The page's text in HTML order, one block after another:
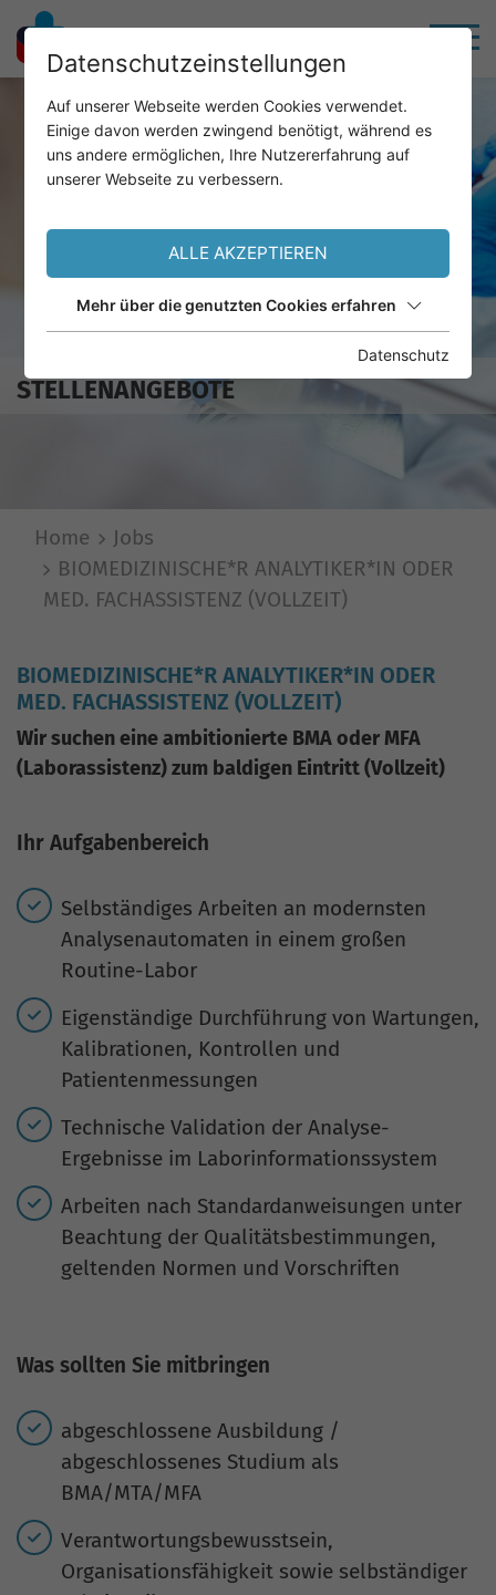
STELLENANGEBOTE
Home
Jobs
BIOMEDIZINISCHE*R ANALYTIKER*IN ODER
MED. FACHASSISTENZ (VOLLZEIT)
BIOMEDIZINISCHE*R ANALYTIKER*IN ODER
MED. FACHASSISTENZ (VOLLZEIT)
Wir suchen eine ambitionierte BMA oder MFA
(Laborassistenz) zum baldigen Eintritt (Vollzeit)
Ihr Aufgabenbereich
Selbständiges Arbeiten an modernsten
Analysenautomaten in einem großen
Routine-Labor
Eigenständige Durchführung von Wartungen,
Kalibrationen, Kontrollen und
Patientenmessungen
Technische Validation der Analyse-
Ergebnisse im Laborinformationssystem
Arbeiten nach Standardanweisungen unter
Beachtung der Qualitätsbestimmungen,
geltenden Normen und Vorschriften
Was sollten Sie mitbringen
abgeschlossene Ausbildung /
abgeschlossenes Studium als
BMA/MTA/MFA
Verantwortungsbewusstsein,
Organisationsfähigkeit sowie selbständiger
Datenschutzeinstellungen
Auf unserer Webseite werden Cookies verwendet.
Einige davon werden zwingend benötigt, während es
uns andere ermöglichen, Ihre Nutzererfahrung auf
unserer Webseite zu verbessern.
ALLE AKZEPTIEREN
Mehr über die genutzten Cookies erfahren
Datenschutz